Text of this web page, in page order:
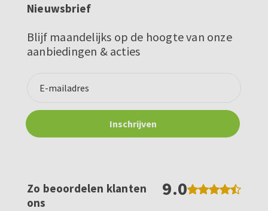
Nieuwsbrief
Blijf maandelijks op de hoogte van onze
aanbiedingen & acties
Zo beoordelen klanten
ons
9.0